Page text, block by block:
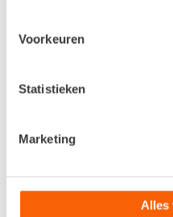
Voorkeuren
Statistieken
Marketing
Alles
belastingen
artikelomzetgroepen
Onbeperkt boekhouden